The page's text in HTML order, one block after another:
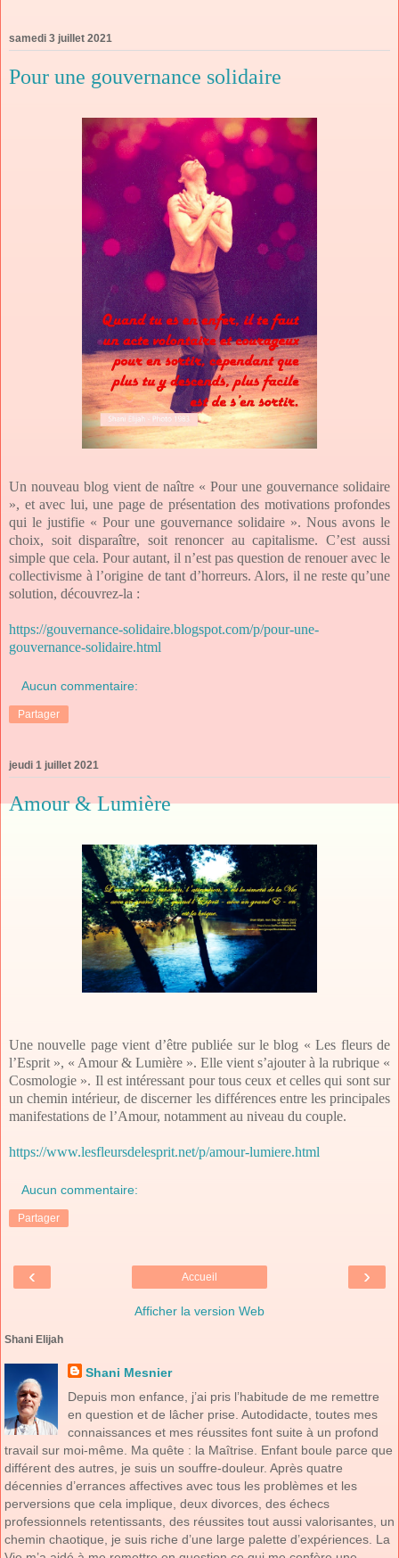
samedi 3 juillet 2021
Pour une gouvernance solidaire
Un nouveau blog vient de naître « Pour une gouvernance solidaire
», et avec lui, une page de présentation des motivations profondes
qui le justifie « Pour une gouvernance solidaire ». Nous avons le
choix, soit disparaître, soit renoncer au capitalisme. C’est aussi
simple que cela. Pour autant, il n’est pas question de renouer avec le
collectivisme à l’origine de tant d’horreurs. Alors, il ne reste qu’une
solution, découvrez-la :
https://gouvernance-solidaire.blogspot.com/p/pour-une-
gouvernance-solidaire.html
Aucun commentaire:
Partager
jeudi 1 juillet 2021
Amour & Lumière
Une nouvelle page vient d’être publiée sur le blog « Les fleurs de
l’Esprit », « Amour & Lumière ». Elle vient s’ajouter à la rubrique «
Cosmologie ». Il est intéressant pour tous ceux et celles qui sont sur
un chemin intérieur, de discerner les différences entre les principales
manifestations de l’Amour, notamment au niveau du couple.
https://www.lesfleursdelesprit.net/p/amour-lumiere.html
Aucun commentaire:
Partager
‹ ›
Accueil
Afficher la version Web
Shani Elijah
Shani Mesnier
Depuis mon enfance, j’ai pris l’habitude de me remettre
en question et de lâcher prise. Autodidacte, toutes mes
connaissances et mes réussites font suite à un profond
travail sur moi-même. Ma quête : la Maîtrise. Enfant boule parce que
différent des autres, je suis un souffre-douleur. Après quatre
décennies d’errances affectives avec tous les problèmes et les
perversions que cela implique, deux divorces, des échecs
professionnels retentissants, des réussites tout aussi valorisantes, un
chemin chaotique, je suis riche d’une large palette d’expériences. La